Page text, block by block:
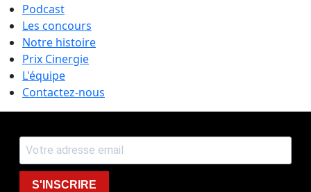
Podcast
Les concours
Notre histoire
Prix Cinergie
L'équipe
Contactez-nous
S'INSCRIRE